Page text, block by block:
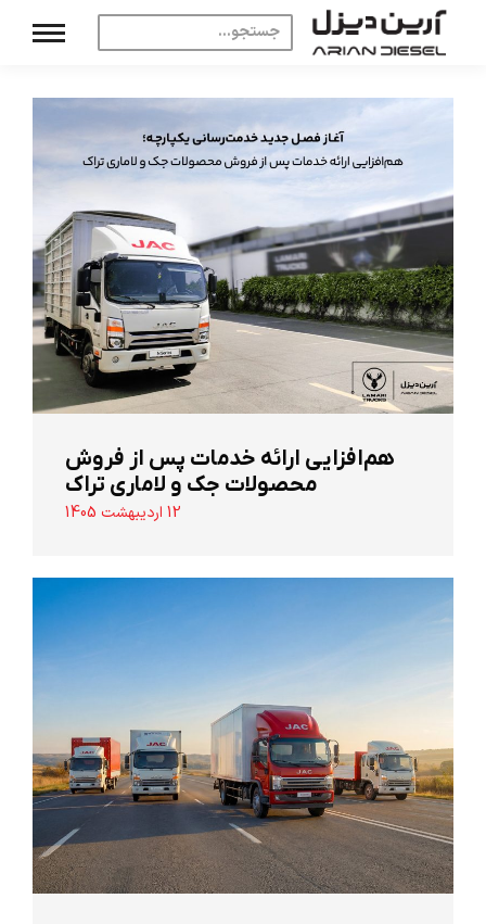
هم‌افزایی ارائه خدمات پس از فروش
محصولات جک و لاماری تراک
12 اردیبهشت 1405